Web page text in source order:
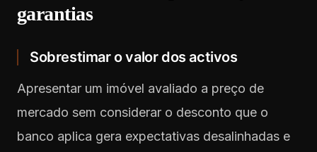
garantias
Sobrestimar o valor dos activos
Apresentar um imóvel avaliado a preço de
mercado sem considerar o desconto que o
banco aplica gera expectativas desalinhadas e